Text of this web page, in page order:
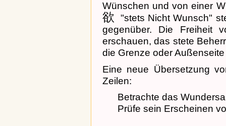
Wünschen und von einer
欲"stets Nicht Wunsch"
gegenüber. Die Freiheit
erschauen, das stete
die Grenze oder
Eine neue Übersetzung
Zeilen:
Betrachte das
Prüfe sein Erscheinen